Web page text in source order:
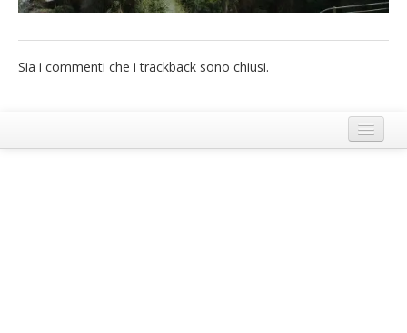
Sia i commenti che i trackback sono chiusi.